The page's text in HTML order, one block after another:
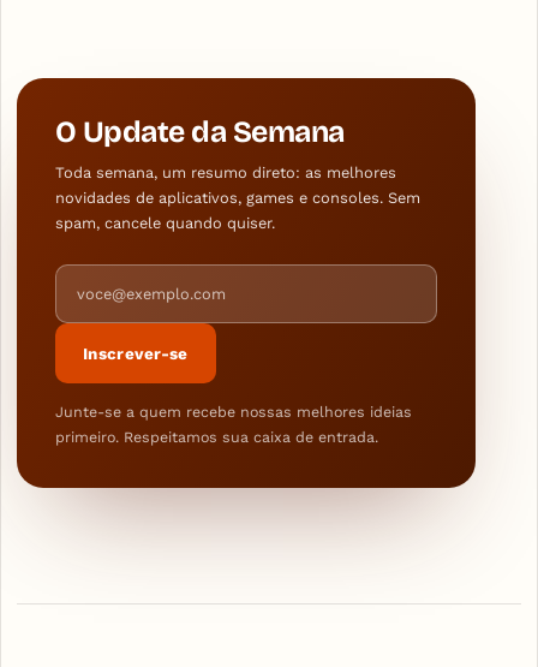
O Update da Semana
Toda semana, um resumo direto: as melhores
novidades de aplicativos, games e consoles. Sem
spam, cancele quando quiser.
Endereço de e-mail
Inscrever-se
Junte-se a quem recebe nossas melhores ideias
primeiro. Respeitamos sua caixa de entrada.